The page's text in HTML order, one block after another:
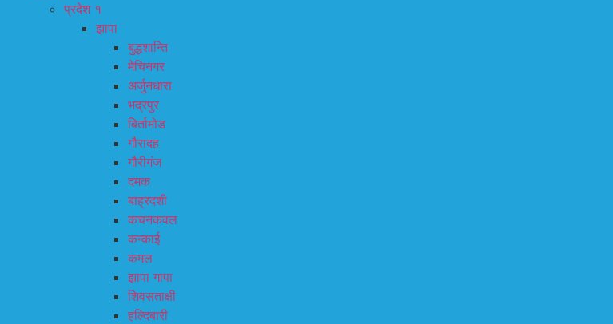
प्रदेश १
झापा
बुद्धशान्ति
मेचिनगर
अर्जुनधारा
भद्रपुर
बिर्तामोड
गौरादह
गौरीगंज
दमक
बाह्रदशी
कचनकवल
कन्काई
कमल
झापा गापा
शिवसताक्षी
हल्दिबारी